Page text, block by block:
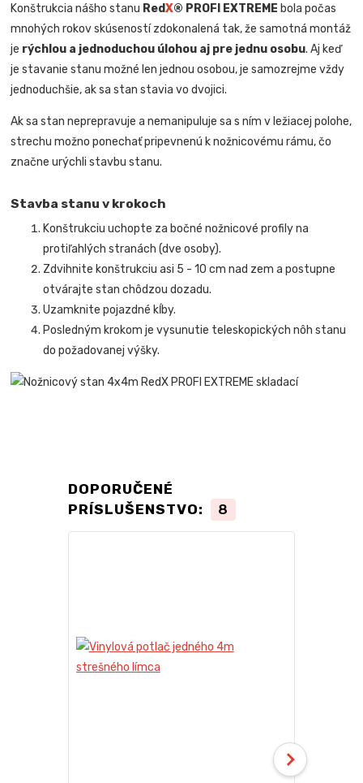
Konštrukcia nášho stanu RedX® PROFI EXTREME bola počas
mnohých rokov skúseností zdokonalená tak, že samotná montáž
je rýchlou a jednoduchou úlohou aj pre jednu osobu. Aj keď
je stavanie stanu možné len jednou osobou, je samozrejme vždy
jednoduchšie, ak sa stan stavia vo dvojici.
Ak sa stan neprepravuje a nemanipuluje sa s ním v ležiacej polohe,
strechu možno ponechať pripevnenú k nožnicovému rámu, čo
značne urýchli stavbu stanu.
Stavba stanu v krokoch
Konštrukciu uchopte za bočné nožnicové profily na
protiľahlých stranách (dve osoby).
Zdvihnite konštrukciu asi 5 - 10 cm nad zem a postupne
otvárajte stan chôdzou dozadu.
Uzamknite pojazdné kĺby.
Posledným krokom je vysunutie teleskopických nôh stanu
do požadovanej výšky.
DOPORUČENÉ
PRÍSLUŠENSTVO:
8